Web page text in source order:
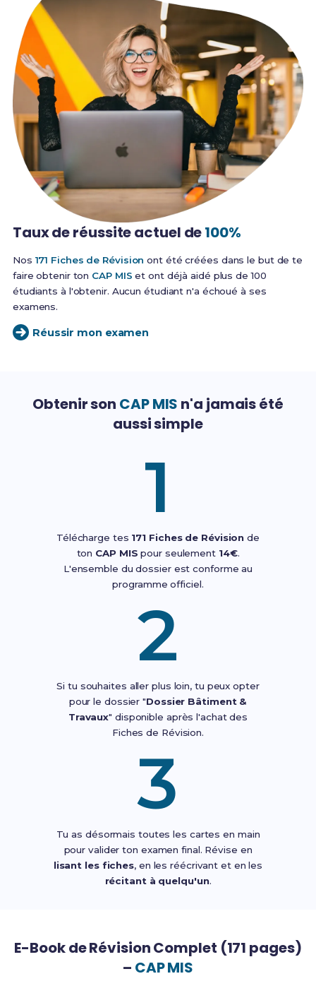
Taux de réussiteactuel de100%
Nos 171 Fiches de Révision ont été créées dans le but de te
faire obtenir ton CAP MIS et ont déjà aidé plus de 100
étudiants à l'obtenir. Aucun étudiant n'a échoué à ses
examens.
Réussir mon examen
Obtenir son CAP MIS n'a jamais été
aussi simple
1
Télécharge tes 171 Fiches de Révision de
ton CAP MIS pour seulement 14€.
L'ensemble du dossier est conforme au
programme officiel.
2
Si tu souhaites aller plus loin, tu peux opter
pour le dossier "Dossier Bâtiment &
Travaux" disponible après l'achat des
Fiches de Révision.
3
Tu as désormais toutes les cartes en main
pour valider ton examen final. Révise en
lisant les fiches, en les réécrivant et en les
récitant à quelqu'un.
E-Book de Révision Complet (171 pages)
– CAP MIS